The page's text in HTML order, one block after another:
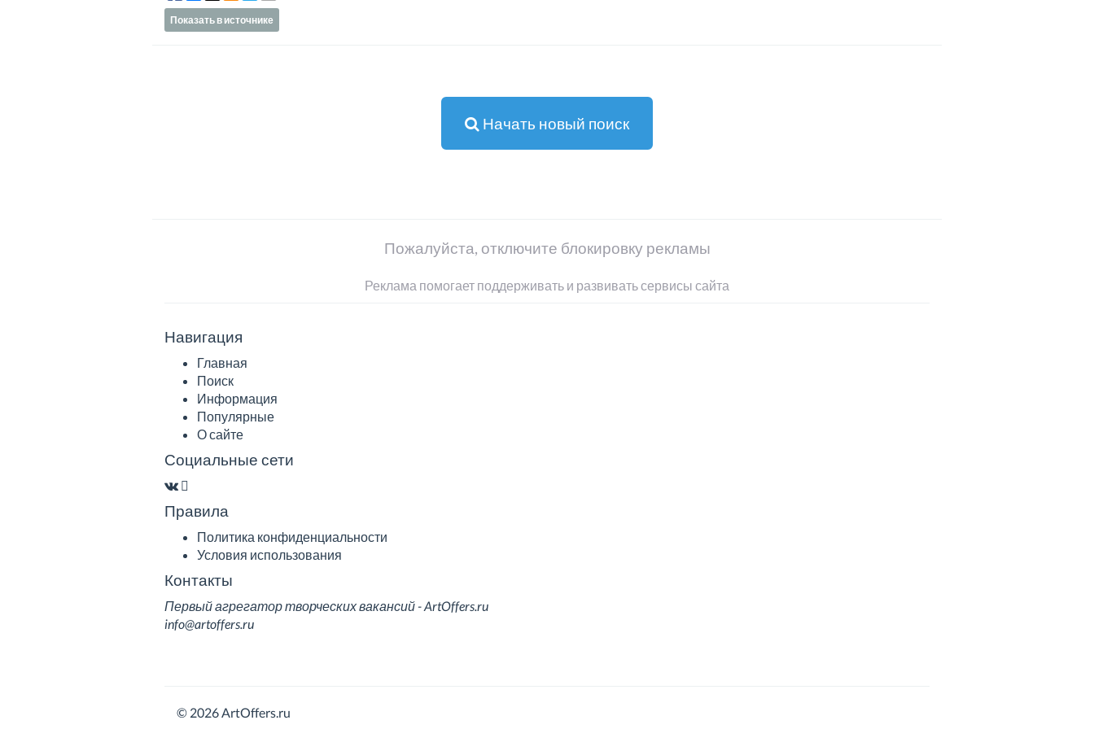
Показать в источнике
Начать новый поиск
Пожалуйста, отключите блокировку рекламы
Реклама помогает поддерживать и развивать сервисы сайта
Навигация
Главная
Поиск
Информация
Популярные
О сайте
Социальные сети
Правила
Политика конфиденциальности
Условия использования
Контакты
Первый агрегатор творческих вакансий - ArtOffers.ru
info@artoffers.ru
© 2026 ArtOffers.ru